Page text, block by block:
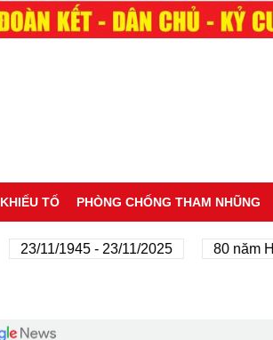
TỐ PHÒNG CHỐNG THAM NHŨNG
23/11/1945 - 23/11/2025 80 năm